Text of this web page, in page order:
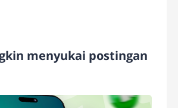
menyukai postingan